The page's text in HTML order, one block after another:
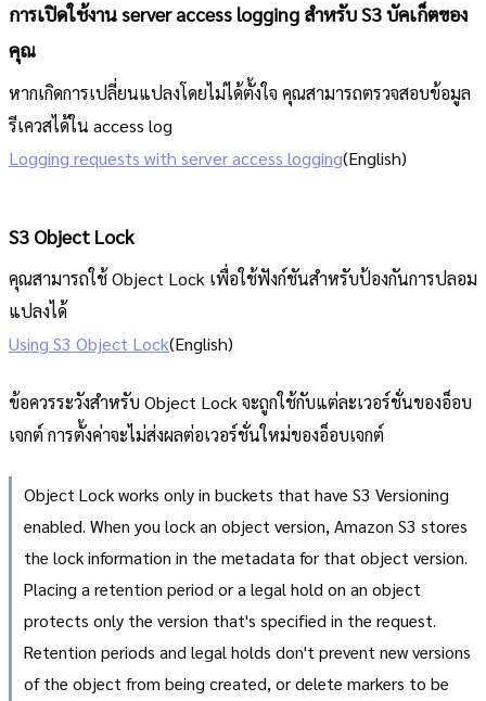
การเปิดใช้งาน server access logging สำหรับ S3 บัคเก็ตของ
คุณ
หากเกิดการเปลี่ยนแปลงโดยไม่ได้ตั้งใจ คุณสามารถตรวจสอบข้อมูล
รีเควสได้ใน access log
Logging requests with server access logging(English)
S3 Object Lock
คุณสามารถใช้ Object Lock เพื่อใช้ฟังก์ชันสำหรับป้องกันการปลอม
แปลงได้
Using S3 Object Lock(English)
ข้อควรระวังสำหรับ Object Lock จะถูกใช้กับแต่ละเวอร์ชั่นของอ็อบ
เจกต์ การตั้งค่าจะไม่ส่งผลต่อเวอร์ชั่นใหม่ของอ็อบเจกต์
Object Lock works only in buckets that have S3 Versioning
enabled. When you lock an object version, Amazon S3 stores
the lock information in the metadata for that object version.
Placing a retention period or a legal hold on an object
protects only the version that's specified in the request.
Retention periods and legal holds don't prevent new versions
of the object from being created, or delete markers to be